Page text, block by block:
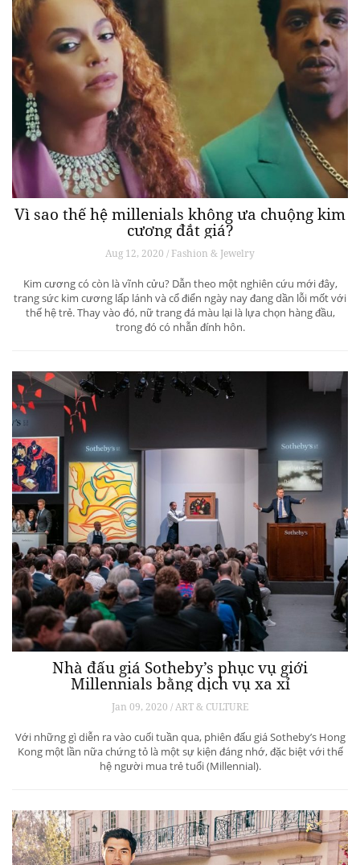
Vì sao thế hệ millenials không ưa chuộng kim
cương đắt giá?
Aug 12, 2020 / Fashion & Jewelry
Kim cương có còn là vĩnh cửu? Dẫn theo một nghiên cứu mới đây,
trang sức kim cương lấp lánh và cổ điển ngày nay đang dần lỗi mốt với
thế hệ trẻ. Thay vào đó, nữ trang đá màu lại là lựa chọn hàng đầu,
trong đó có nhẫn đính hôn.
Nhà đấu giá Sotheby’s phục vụ giới
Millennials bằng dịch vụ xa xỉ
Jan 09, 2020 / ART & CULTURE
Với những gì diễn ra vào cuối tuần qua, phiên đấu giá Sotheby’s Hong
Kong một lần nữa chứng tỏ là một sự kiện đáng nhớ, đặc biệt với thế
hệ người mua trẻ tuổi (Millennial).